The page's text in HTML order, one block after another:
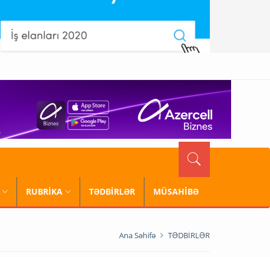
RUBRİKA TƏDBİRLƏR MÜSAHİBƏ
Ana Səhifə TƏDBİRLƏR